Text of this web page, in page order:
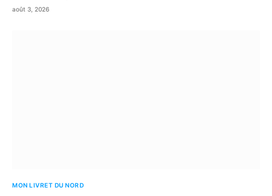
août 3, 2026
MON LIVRET DU NORD